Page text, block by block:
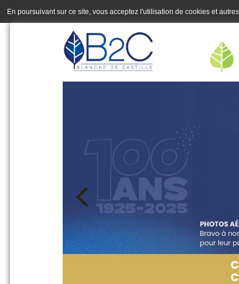
En poursuivant sur ce site, vous acceptez l'utilisation de cookies et